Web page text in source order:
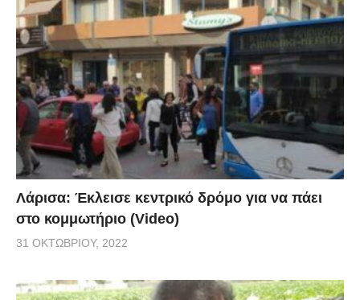
Λάρισα: Έκλεισε κεντρικό δρόμο για να πάει
στο κομμωτήριο (Video)
31 ΟΚΤΩΒΡΊΟΥ, 2022